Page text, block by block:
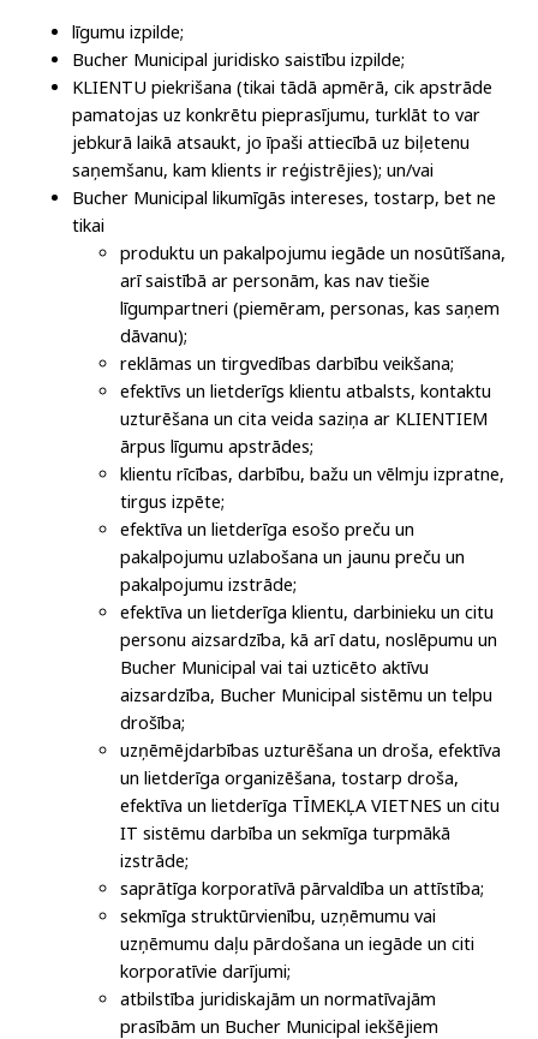
līgumu izpilde;
Bucher Municipal juridisko saistību izpilde;
KLIENTU piekrišana (tikai tādā apmērā, cik apstrāde
pamatojas uz konkrētu pieprasījumu, turklāt to var
jebkurā laikā atsaukt, jo īpaši attiecībā uz biļetenu
saņemšanu, kam klients ir reģistrējies); un/vai
Bucher Municipal likumīgās intereses, tostarp, bet ne
tikai
produktu un pakalpojumu iegāde un nosūtīšana,
arī saistībā ar personām, kas nav tiešie
līgumpartneri (piemēram, personas, kas saņem
dāvanu);
reklāmas un tirgvedības darbību veikšana;
efektīvs un lietderīgs klientu atbalsts, kontaktu
uzturēšana un cita veida saziņa ar KLIENTIEM
ārpus līgumu apstrādes;
klientu rīcības, darbību, bažu un vēlmju izpratne,
tirgus izpēte;
efektīva un lietderīga esošo preču un
pakalpojumu uzlabošana un jaunu preču un
pakalpojumu izstrāde;
efektīva un lietderīga klientu, darbinieku un citu
personu aizsardzība, kā arī datu, noslēpumu un
Bucher Municipal vai tai uzticēto aktīvu
aizsardzība, Bucher Municipal sistēmu un telpu
drošība;
uzņēmējdarbības uzturēšana un droša, efektīva
un lietderīga organizēšana, tostarp droša,
efektīva un lietderīga TĪMEKĻA VIETNES un citu
IT sistēmu darbība un sekmīga turpmākā
izstrāde;
saprātīga korporatīvā pārvaldība un attīstība;
sekmīga struktūrvienību, uzņēmumu vai
uzņēmumu daļu pārdošana un iegāde un citi
korporatīvie darījumi;
atbilstība juridiskajām un normatīvajām
prasībām un Bucher Municipal iekšējiem